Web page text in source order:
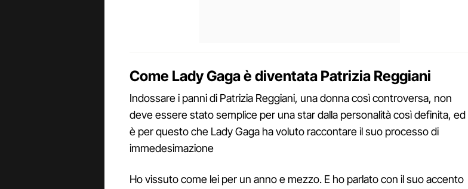
Come Lady Gaga è diventata Patrizia Reggiani
Indossare i panni di Patrizia Reggiani, una donna così controversa, non
deve essere stato semplice per una star dalla personalità così definita, ed
è per questo che Lady Gaga ha voluto raccontare il suo processo di
immedesimazione
Ho vissuto come lei per un anno e mezzo. E ho parlato con il suo accento